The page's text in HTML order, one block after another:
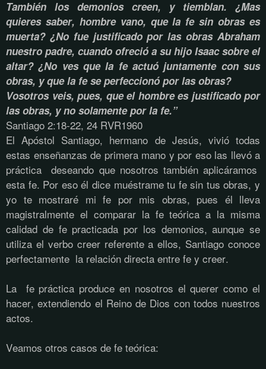
También los demonios creen, y tiemblan. ¿Mas
quieres saber, hombre vano, que la fe sin obras es
muerta? ¿No fue justificado por las obras Abraham
nuestro padre, cuando ofreció a su hijo Isaac sobre el
altar? ¿No ves que la fe actuó juntamente con sus
obras, y que la fe se perfeccionó por las obras?
Vosotros veis, pues, que el hombre es justificado por
las obras, y no solamente por la fe.”
Santiago 2:18-22, 24 RVR1960
El Apóstol Santiago, hermano de Jesús, vivió todas
estas enseñanzas de primera mano y por eso las llevó a
práctica deseando que nosotros también aplicáramos
esta fe. Por eso él dice muéstrame tu fe sin tus obras, y
yo te mostraré mi fe por mis obras, pues él lleva
magistralmente el comparar la fe teórica a la misma
calidad de fe practicada por los demonios, aunque se
utiliza el verbo creer referente a ellos, Santiago conoce
perfectamente la relación directa entre fe y creer.
La fe práctica produce en nosotros el querer como el
hacer, extendiendo el Reino de Dios con todos nuestros
actos.
Veamos otros casos de fe teórica: